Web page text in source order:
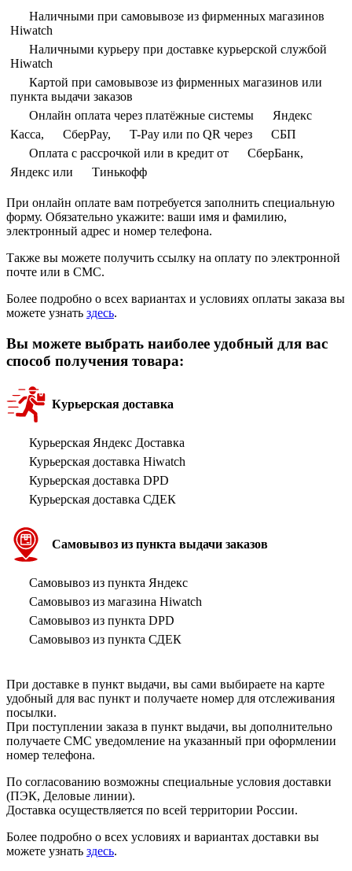
Наличными при самовывозе из фирменных магазинов
Hiwatch
Наличными курьеру при доставке курьерской службой
Hiwatch
Картой при самовывозе из фирменных магазинов или
пункта выдачи заказов
Онлайн оплата через платёжные системы
Яндекс
Касса,
СберPay, T-Pay или по QR через
СБП
Оплата с рассрочкой или в кредит от
СберБанк,
Яндекс или
Тинькофф
При онлайн оплате вам потребуется заполнить специальную
форму. Обязательно укажите: ваши имя и фамилию,
электронный адрес и номер телефона.
Также вы можете получить ссылку на оплату по электронной
почте или в СМС.
Более подробно о всех вариантах и условиях оплаты заказа вы
можете узнать здесь.
Вы можете выбрать наиболее удобный для вас
способ получения товара:
Курьерская доставка
Курьерская Яндекс Доставка
Курьерская доставка Hiwatch
Курьерская доставка DPD
Курьерская доставка СДЕК
Самовывоз из пункта выдачи заказов
Самовывоз из пункта Яндекс
Самовывоз из магазина Hiwatch
Самовывоз из пункта DPD
Самовывоз из пункта СДЕК
При доставке в пункт выдачи, вы сами выбираете на карте
удобный для вас пункт и получаете номер для отслеживания
посылки.
При поступлении заказа в пункт выдачи, вы дополнительно
получаете СМС уведомление на указанный при оформлении
номер телефона.
По согласованию возможны специальные условия доставки
(ПЭК, Деловые линии).
Доставка осуществляется по всей территории России.
Более подробно о всех условиях и вариантах доставки вы
можете узнать здесь.